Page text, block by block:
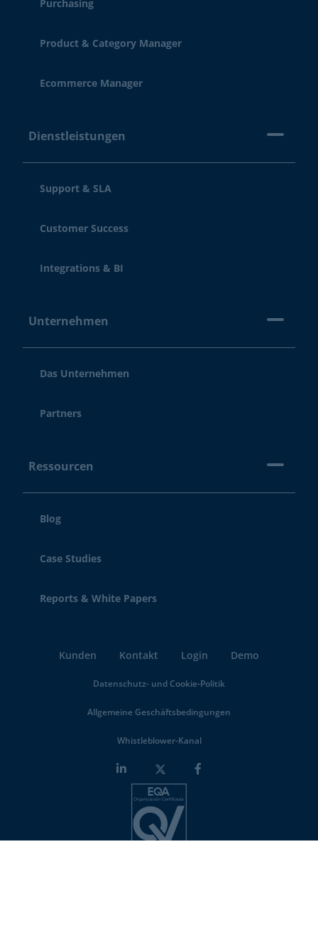
Purchasing
Product & Category Manager
Ecommerce Manager
Dienstleistungen
Support & SLA
Customer Success
Integrations & BI
Unternehmen
Das Unternehmen
Partners
Ressourcen
Blog
Case Studies
Reports & White Papers
Kunden Kontakt Login Demo
Datenschutz- und Cookie-Politik
Allgemeine Geschäftsbedingungen
Whistleblower-Kanal